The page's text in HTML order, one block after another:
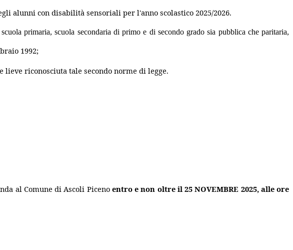
alunni con disabilità sensoriali per l'anno scolastico 2025/2026.
primaria, scuola secondaria di primo e di secondo grado sia pubblica che paritaria,
1992;
riconosciuta tale secondo norme di legge.
al Comune di Ascoli Piceno entro e non oltre il 25 NOVEMBRE 2025, alle ore